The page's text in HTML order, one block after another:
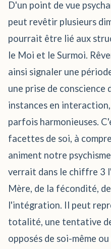
D'un point de vue
peut revêtir plusieurs
pourrait être lié aux
le Moi et le Surmoi.
ainsi signaler une
une prise de
instances en
parfois harmonieuses.
facettes de soi, à
animent notre
verrait dans le chiffre 3
Mère, de la fécondité,
l'intégration. Il peut
totalité, une tentative
opposés de soi-même